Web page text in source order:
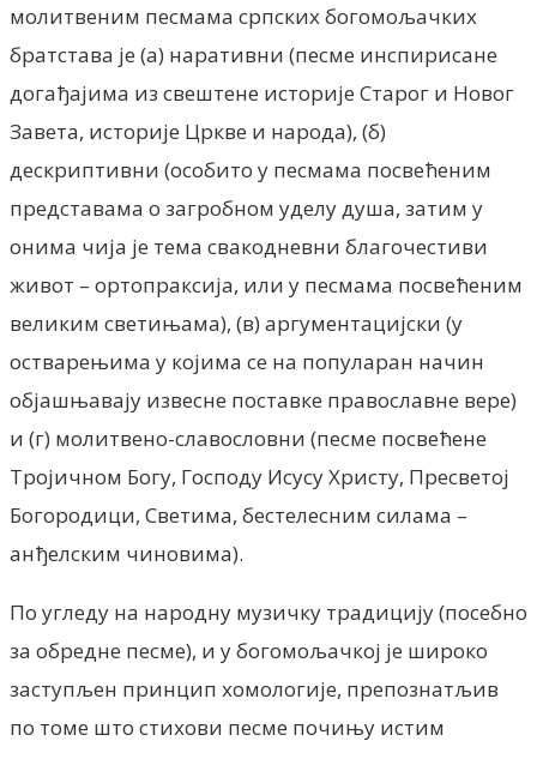
молитвеним песмама српских богомољачких
братстава је (а) наративни (песме инспирисане
догађајима из свештене историје Старог и Новог
Завета, историје Цркве и народа), (б)
дескриптивни (особито у песмама посвећеним
представама о загробном уделу душа, затим у
онима чија је тема свакодневни благочестиви
живот – ортопраксија, или у песмама посвећеним
великим светињама), (в) аргументацијски (у
остварењима у којима се на популаран начин
објашњавају извесне поставке православне вере)
и (г) молитвено-славословни (песме посвећене
Тројичном Богу, Господу Исусу Христу, Пресветој
Богородици, Светима, бестелесним силама –
анђелским чиновима).
По угледу на народну музичку традицију (посебно
за обредне песме), и у богомољачкој је широко
заступљен принцип хомологије, препознатљив
по томе што стихови песме почињу истим